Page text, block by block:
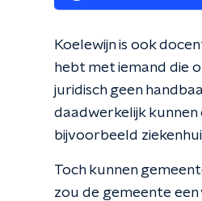
Koelewijn is ook
hebt met iemand die
juridisch geen
daadwerkelijk kunnen
bijvoorbeeld
Toch kunnen
zou de gemeente